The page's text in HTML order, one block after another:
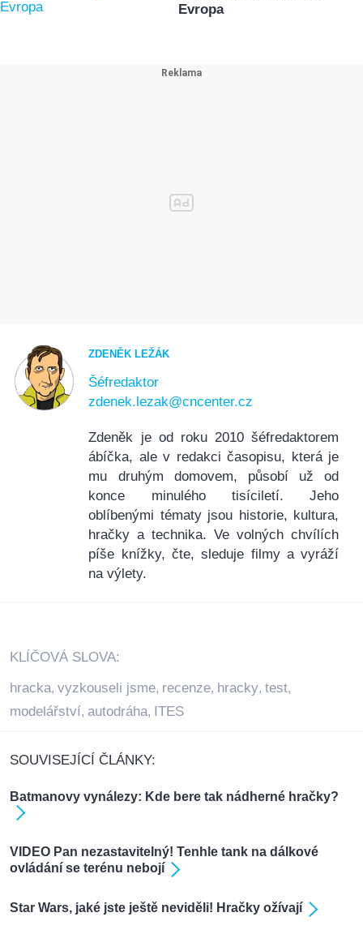
Evropa
ZDENĚK LEŽÁK
Šéfredaktor
zdenek.lezak@cncenter.cz
Zdeněk je od roku 2010 šéfredaktorem
ábíčka, ale v redakci časopisu, která je
mu druhým domovem, působí už od
konce minulého tisíciletí. Jeho
oblíbenými tématy jsou historie, kultura,
hračky a technika. Ve volných chvílích
píše knížky, čte, sleduje filmy a vyráží
na výlety.
KLÍČOVÁ SLOVA:
hracka, vyzkouseli jsme, recenze, hracky, test,
modelářství, autodráha, ITES
SOUVISEJÍCÍ ČLÁNKY:
Batmanovy vynálezy: Kde bere tak nádherné hračky?
VIDEO Pan nezastavitelný! Tenhle tank na dálkové
ovládání se terénu nebojí
Star Wars, jaké jste ještě neviděli! Hračky ožívají